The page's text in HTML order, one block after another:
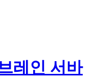
레인 서바